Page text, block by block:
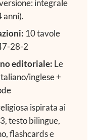
integrale
anni).
10 tavole
28-2
editoriale: Le
inglese +
ispirata ai
testo bilingue,
flashcards e